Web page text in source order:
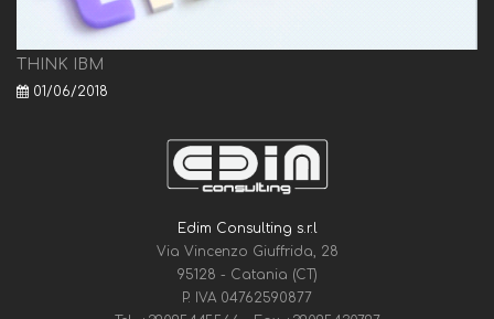
THINK IBM
01/06/2018
Edim Consulting s.r.l
Via Vincenzo Giuffrida, 28
95128 - Catania (CT)
P. IVA 04762590877